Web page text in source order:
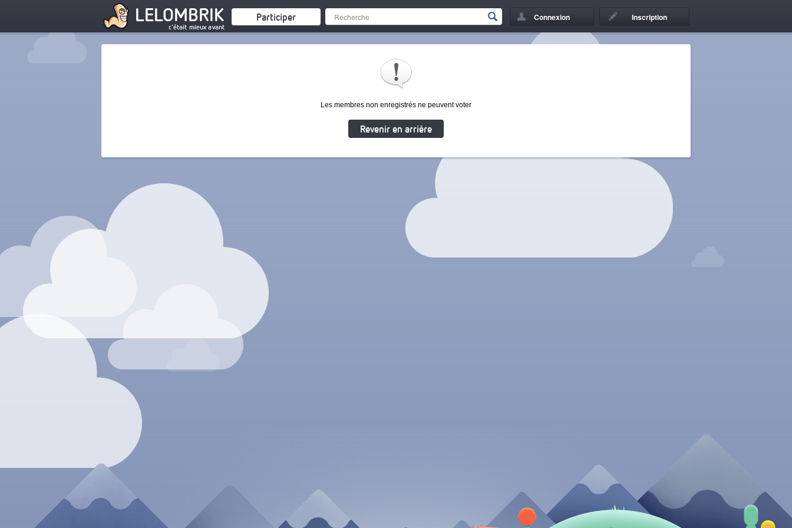
LELOMBRIK
c'était mieux avant
Participer Connexion Inscription
Les membres non enregistrés ne peuvent voter
Revenir en arrière